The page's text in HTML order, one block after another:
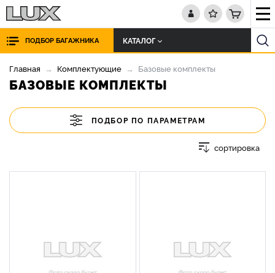
ПОДБОР БАГАЖНИКА КАТАЛОГ
Главная Комплектующие Базовые комплекты
БАЗОВЫЕ КОМПЛЕКТЫ
ПОДБОР ПО ПАРАМЕТРАМ
сортировка